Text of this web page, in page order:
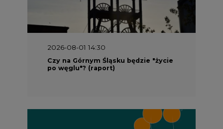
2026-08-01 14:30
Czy na Górnym Śląsku będzie "życie
po węglu"? (raport)